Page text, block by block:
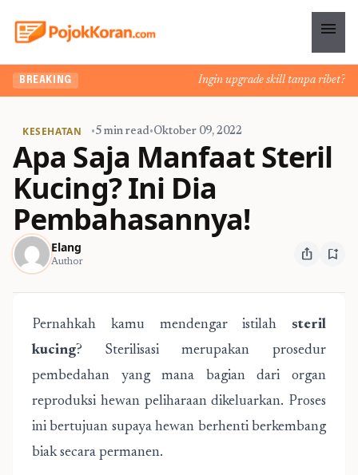
menu
BREAKING Ingin upgrade skill tanpa ribet?
KESEHATAN •5 min read•Oktober 09, 2022
Apa Saja Manfaat Steril
Kucing? Ini Dia
Pembahasannya!
Elang
Author ios_share bookmark_add
Pernahkah kamu mendengar istilah steril
kucing? Sterilisasi merupakan prosedur
pembedahan yang mana bagian dari organ
reproduksi hewan peliharaan dikeluarkan. Proses
ini bertujuan supaya hewan berhenti berkembang
biak secara permanen.